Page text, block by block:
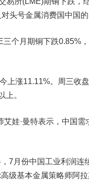
头号金属消费国中国
个月期铜下跌0.85%
上涨11.11%。周三收
上。
娃·曼特表示，中国
7月份中国工业利润
级基本金属策略师阿